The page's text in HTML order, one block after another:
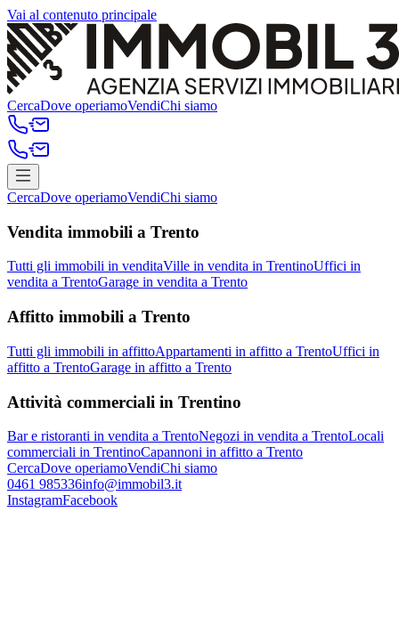
Vai al contenuto principale
CercaDove operiamoVendiChi siamo
CercaDove operiamoVendiChi siamo
Vendita immobili a Trento
Tutti gli immobili in venditaVille in vendita in TrentinoUffici in
vendita a TrentoGarage in vendita a Trento
Affitto immobili a Trento
Tutti gli immobili in affittoAppartamenti in affitto a TrentoUffici in
affitto a TrentoGarage in affitto a Trento
Attività commerciali in Trentino
Bar e ristoranti in vendita a TrentoNegozi in vendita a TrentoLocali
commerciali in TrentinoCapannoni in affitto a Trento
CercaDove operiamoVendiChi siamo
0461 985336info@immobil3.it
InstagramFacebook